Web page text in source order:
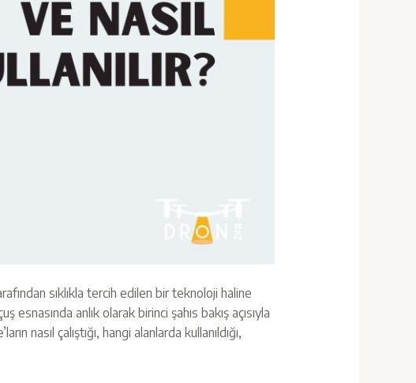
sıklıkla tercih edilen bir teknoloji haline
anlık olarak birinci şahıs bakış açısıyla
nasıl çalıştığı, hangi alanlarda kullanıldığı,